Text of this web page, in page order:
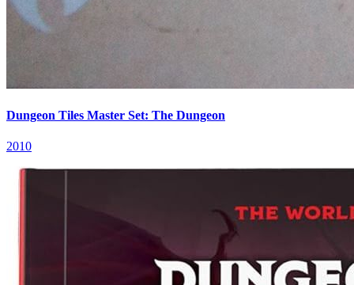
Dungeon Tiles Master Set: The Dungeon
2010